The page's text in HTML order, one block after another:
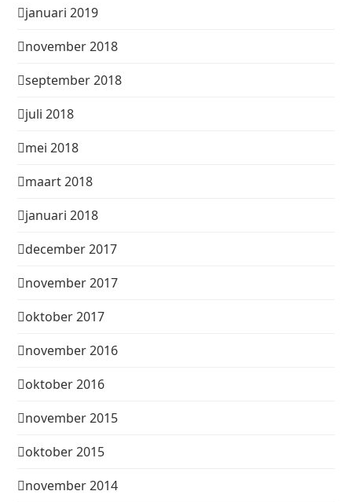
januari 2019
november 2018
september 2018
juli 2018
mei 2018
maart 2018
januari 2018
december 2017
november 2017
oktober 2017
november 2016
oktober 2016
november 2015
oktober 2015
november 2014